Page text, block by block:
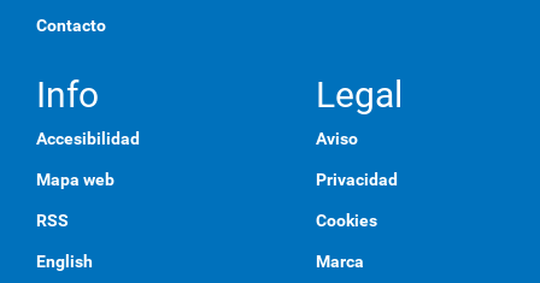
Contacto
Info
Accesibilidad
Mapa web
RSS
English
Legal
Aviso
Privacidad
Cookies
Marca